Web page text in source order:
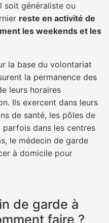
soit généraliste ou
reste en activité de
les weekends et les
la base du volontariat
la permanence des
leurs horaires
Ils exercent dans leurs
de santé, les pôles de
parfois dans les centres
le médecin de garde
à domicile pour
de garde à
faire ?